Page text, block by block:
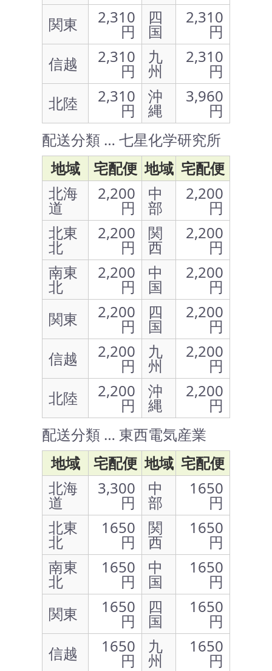
関東
2,310
円
四
国
2,310
円
信越
2,310
円
九
州
2,310
円
北陸
2,310
円
沖
縄
3,960
円
配送分類 … 七星化学研究所
地域
宅配便 地域 宅配便
北海
道
2,200
円
中
部
2,200
円
北東
北
2,200
円
関
西
2,200
円
南東
北
2,200
円
中
国
2,200
円
関東
2,200
円
四
国
2,200
円
信越
2,200
円
九
州
2,200
円
北陸
2,200
円
沖
縄
2,200
円
配送分類 … 東西電気産業
地域
宅配便 地域 宅配便
北海
道
3,300
円
中
部
1650
円
北東
北
1650
円
関
西
1650
円
南東
北
1650
円
中
国
1650
円
関東
1650
円
四
国
1650
円
信越
1650
円
九
州
1650
円